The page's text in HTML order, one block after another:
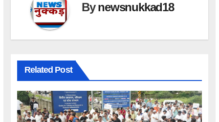
Bynewsnukkad18
Related Post